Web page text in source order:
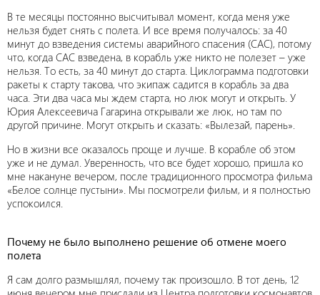
В те месяцы постоянно высчитывал момент, когда меня уже
нельзя будет снять с полета. И все время получалось: за 40
минут до взведения системы аварийного спасения (САС), потому
что, когда САС взведена, в корабль уже никто не полезет – уже
нельзя. То есть, за 40 минут до старта. Циклограмма подготовки
ракеты к старту такова, что экипаж садится в корабль за два
часа. Эти два часа мы ждем старта, но люк могут и открыть. У
Юрия Алексеевича Гагарина открывали же люк, но там по
другой причине. Могут открыть и сказать: «Вылезай, парень».
Но в жизни все оказалось проще и лучше. В корабле об этом
уже и не думал. Уверенность, что все будет хорошо, пришла ко
мне накануне вечером, после традиционного просмотра фильма
«Белое солнце пустыни». Мы посмотрели фильм, и я полностью
успокоился.
Почему не было выполнено решение об отмене моего
полета
Я сам долго размышлял, почему так произошло. В тот день, 12